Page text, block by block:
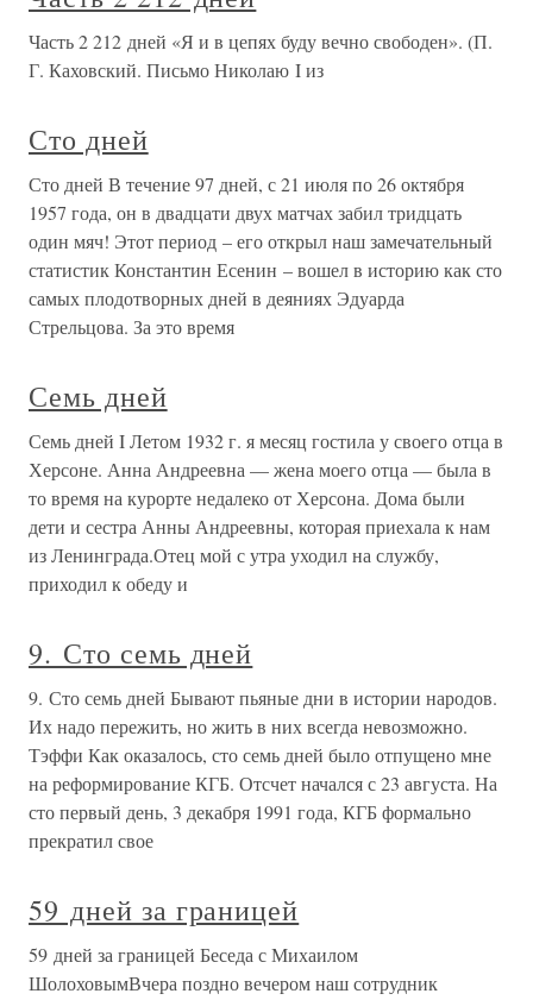
Часть 2 212 дней «Я и в цепях буду вечно свободен». (П.
Г. Каховский. Письмо Николаю I из
Сто дней
Сто дней В течение 97 дней, с 21 июля по 26 октября
1957 года, он в двадцати двух матчах забил тридцать
один мяч! Этот период – его открыл наш замечательный
статистик Константин Есенин – вошел в историю как сто
самых плодотворных дней в деяниях Эдуарда
Стрельцова. За это время
Семь дней
Семь дней I Летом 1932 г. я месяц гостила у своего отца в
Херсоне. Анна Андреевна — жена моего отца — была в
то время на курорте недалеко от Херсона. Дома были
дети и сестра Анны Андреевны, которая приехала к нам
из Ленинграда.Отец мой с утра уходил на службу,
приходил к обеду и
9. Сто семь дней
9. Сто семь дней Бывают пьяные дни в истории народов.
Их надо пережить, но жить в них всегда невозможно.
Тэффи Как оказалось, сто семь дней было отпущено мне
на реформирование КГБ. Отсчет начался с 23 августа. На
сто первый день, 3 декабря 1991 года, КГБ формально
прекратил свое
59 дней за границей
59 дней за границей Беседа с Михаилом
ШолоховымВчера поздно вечером наш сотрудник